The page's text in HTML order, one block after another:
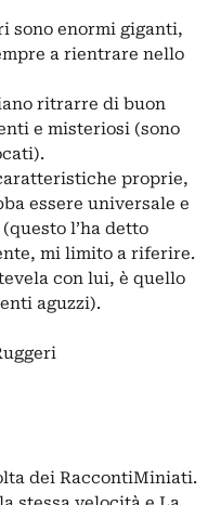
sono enormi giganti,
a rientrare nello
ritrarre di buon
e misteriosi (sono
proprie,
essere universale e
l’ha detto
mi limito a riferire.
con lui, è quello
aguzzi).
dei RaccontiMiniati.